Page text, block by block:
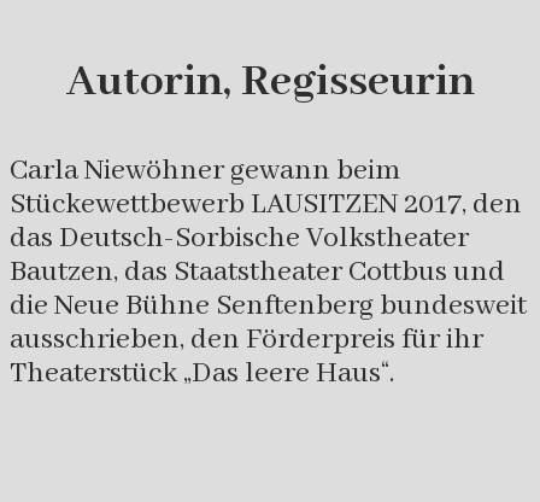
Autorin, Regisseurin
Carla Niewöhner gewann beim
Stückewettbewerb LAUSITZEN 2017, den
das Deutsch-Sorbische Volkstheater
Bautzen, das Staatstheater Cottbus und
die Neue Bühne Senftenberg bundesweit
ausschrieben, den Förderpreis für ihr
Theaterstück „Das leere Haus“.